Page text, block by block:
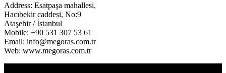
Address: Esatpaşa mahallesi,
Hacıbekir caddesi, No:9
Ataşehir / İstanbul
Mobile: +90 531 307 53 61
Email: info@megoras.com.tr
Web: www.megoras.com.tr